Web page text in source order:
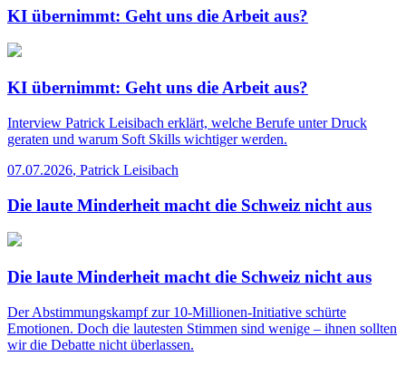
KI übernimmt: Geht uns die Arbeit aus?
KI übernimmt: Geht uns die Arbeit aus?
Interview Patrick Leisibach erklärt, welche Berufe unter Druck
geraten und warum Soft Skills wichtiger werden.
07.07.2026, Patrick Leisibach
Die laute Minderheit macht die Schweiz nicht aus
Die laute Minderheit macht die Schweiz nicht aus
Der Abstimmungskampf zur 10-Millionen-Initiative schürte
Emotionen. Doch die lautesten Stimmen sind wenige – ihnen sollten
wir die Debatte nicht überlassen.